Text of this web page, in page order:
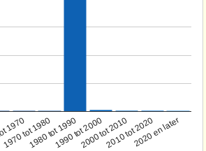
1970
1970 tot 19801980 tot 19901990 tot 20002000 tot 20102010 tot 20202020 en later